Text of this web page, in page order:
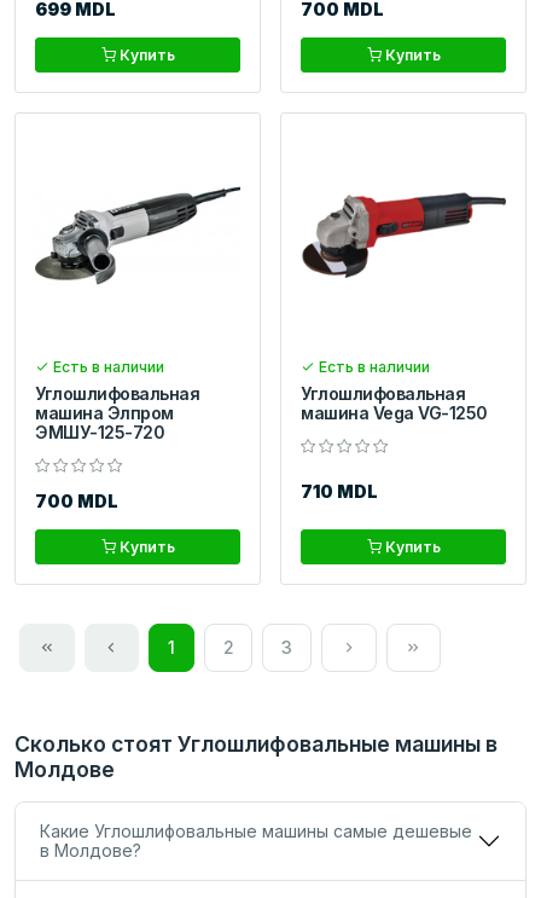
699 MDL
Купить
700 MDL
Купить
Есть в наличии
Углошлифовальная
машина Элпром
ЭМШУ-125-720
700 MDL
Купить
Есть в наличии
Углошлифовальная
машина Vega VG-1250
710 MDL
Купить
1 2 3
Сколько стоят Углошлифовальные машины в
Молдове
Какие Углошлифовальные машины самые дешевые
в Молдове?